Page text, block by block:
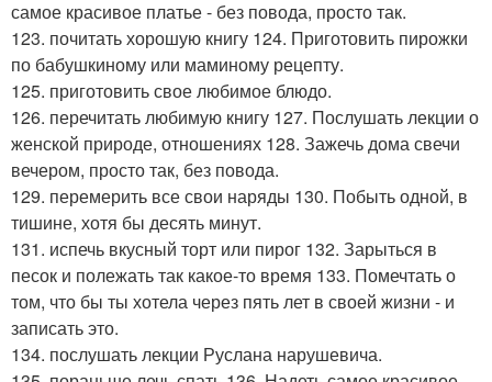
самое красивое платье - без повода, просто так.
123. почитать хорошую книгу 124. Приготовить пирожки
по бабушкиному или маминому рецепту.
125. приготовить свое любимое блюдо.
126. перечитать любимую книгу 127. Послушать лекции о
женской природе, отношениях 128. Зажечь дома свечи
вечером, просто так, без повода.
129. перемерить все свои наряды 130. Побыть одной, в
тишине, хотя бы десять минут.
131. испечь вкусный торт или пирог 132. Зарыться в
песок и полежать так какое-то время 133. Помечтать о
том, что бы ты хотела через пять лет в своей жизни - и
записать это.
134. послушать лекции Руслана нарушевича.